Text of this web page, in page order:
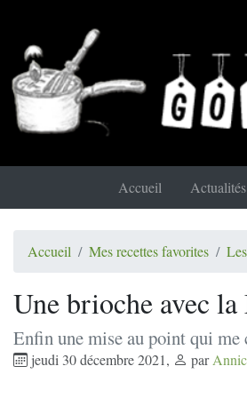
Accueil Actualités
Accueil Mes recettes favorites
Une brioche avec
Enfin une mise au point qui me
jeudi 30 décembre 2021, par